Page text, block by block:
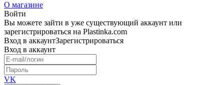
О магазине
Войти
Вы можете зайти в уже существующий аккаунт или
зарегистрироваться на Plastinka.com
Вход в аккаунтЗарегистрироваться
Вход в аккаунт
VK